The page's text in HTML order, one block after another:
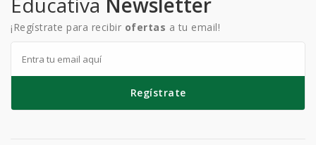
¡Regístrate para recibir ofertas a tu email!
Regístrate